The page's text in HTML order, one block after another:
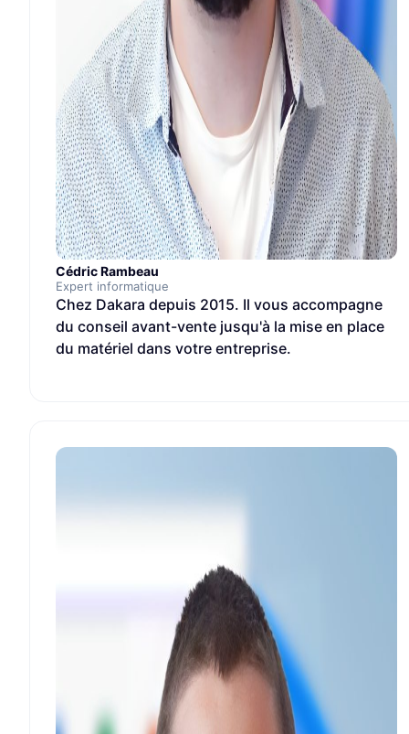
Cédric Rambeau
Expert informatique
Chez Dakara depuis 2015. Il vous accompagne
du conseil avant-vente jusqu'à la mise en place
du matériel dans votre entreprise.